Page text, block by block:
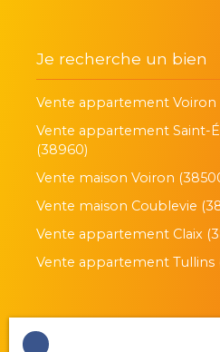
Je recherche un bien
Vente appartement Voiron
Vente appartement Saint-
(38960)
Vente maison Voiron
Vente maison Coublevie
Vente appartement Claix
Vente appartement Tullins
Je suis propriétaire